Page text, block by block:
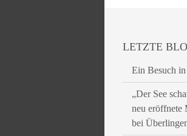
LETZTE
Ein Besuch
„Der See
neu eröffnete
bei